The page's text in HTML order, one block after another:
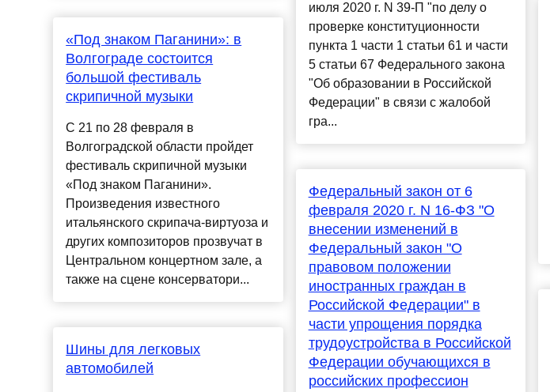
«Под знаком Паганини»: в
Волгограде состоится
большой фестиваль
скрипичной музыки
С 21 по 28 февраля в
Волгоградской области пройдет
фестиваль скрипичной музыки
«Под знаком Паганини».
Произведения известного
итальянского скрипача-виртуоза и
других композиторов прозвучат в
Центральном концертном зале, а
также на сцене консерватори...
Шины для легковых
автомобилей
июля 2020 г. N 39-П "по делу о
проверке конституционности
пункта 1 части 1 статьи 61 и части
5 статьи 67 Федерального закона
"Об образовании в Российской
Федерации" в связи с жалобой
гра...
Федеральный закон от 6
февраля 2020 г. N 16-ФЗ "О
внесении изменений в
Федеральный закон "О
правовом положении
иностранных граждан в
Российской Федерации" в
части упрощения порядка
трудоустройства в Российской
Федерации обучающихся в
российских профессион